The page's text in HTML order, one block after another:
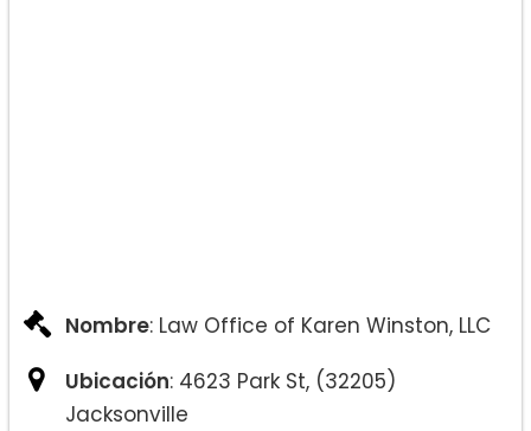
Exenciones:
Nombre: Law Office of Karen Winston, LLC
Ubicación: 4623 Park St, (32205)
Jacksonville